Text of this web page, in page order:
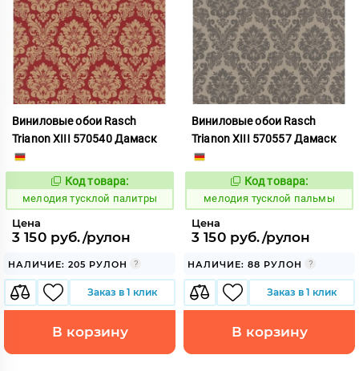
Виниловые обои Rasch
Trianon XIII 570540 Дамаск
966441
Код товара:
мелодия тусклой палитры
Цена
3 150 руб./рулон
НАЛИЧИЕ: 205 РУЛОН
Заказ в 1 клик
В корзину
Виниловые обои Rasch
Trianon XIII 570557 Дамаск
966442
Код товара:
мелодия тусклой пальмы
Цена
3 150 руб./рулон
НАЛИЧИЕ: 88 РУЛОН
Заказ в 1 клик
В корзину